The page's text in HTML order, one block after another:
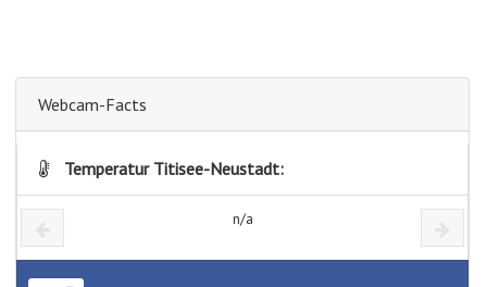
Webcam-Facts
Temperatur Titisee-Neustadt:
n/a